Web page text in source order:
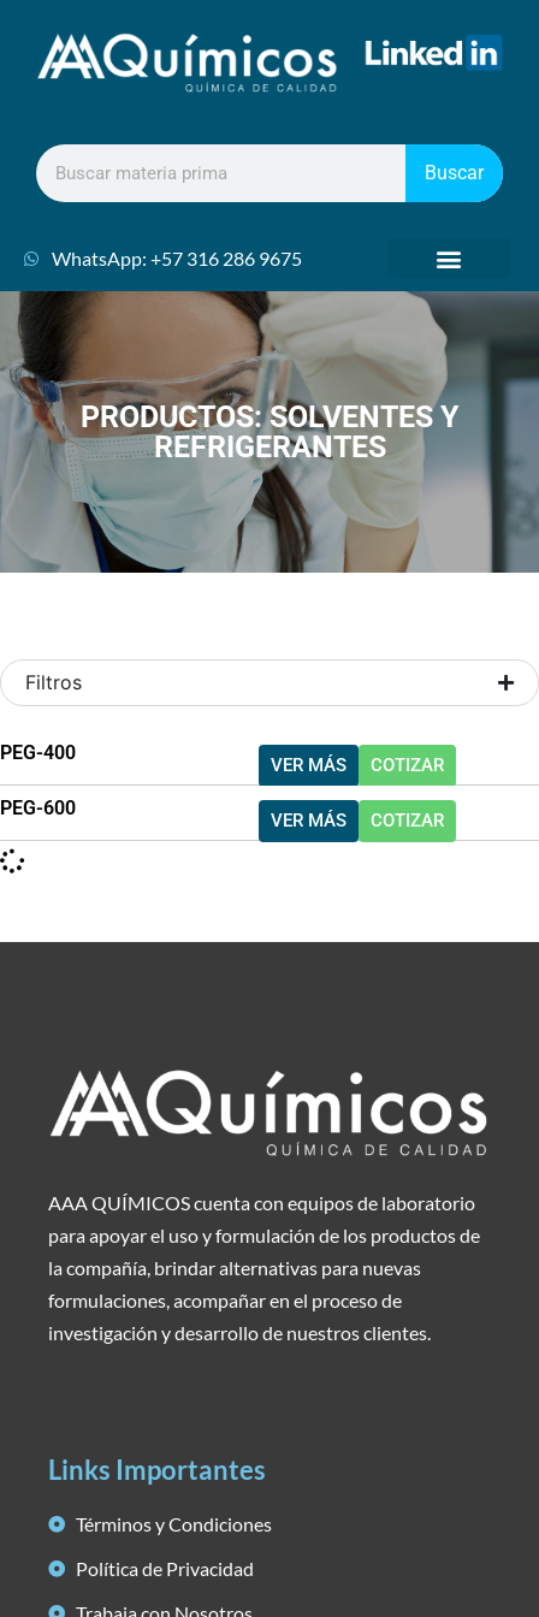
Buscar
WhatsApp: +57 316 286 9675
PRODUCTOS: SOLVENTES Y
REFRIGERANTES
Filtros
PEG-400
VER MÁS COTIZAR
PEG-600
VER MÁS COTIZAR
AAA QUÍMICOS cuenta con equipos de laboratorio
para apoyar el uso y formulación de los productos de
la compañía, brindar alternativas para nuevas
formulaciones, acompañar en el proceso de
investigación y desarrollo de nuestros clientes.
Links Importantes
Términos y Condiciones
Política de Privacidad